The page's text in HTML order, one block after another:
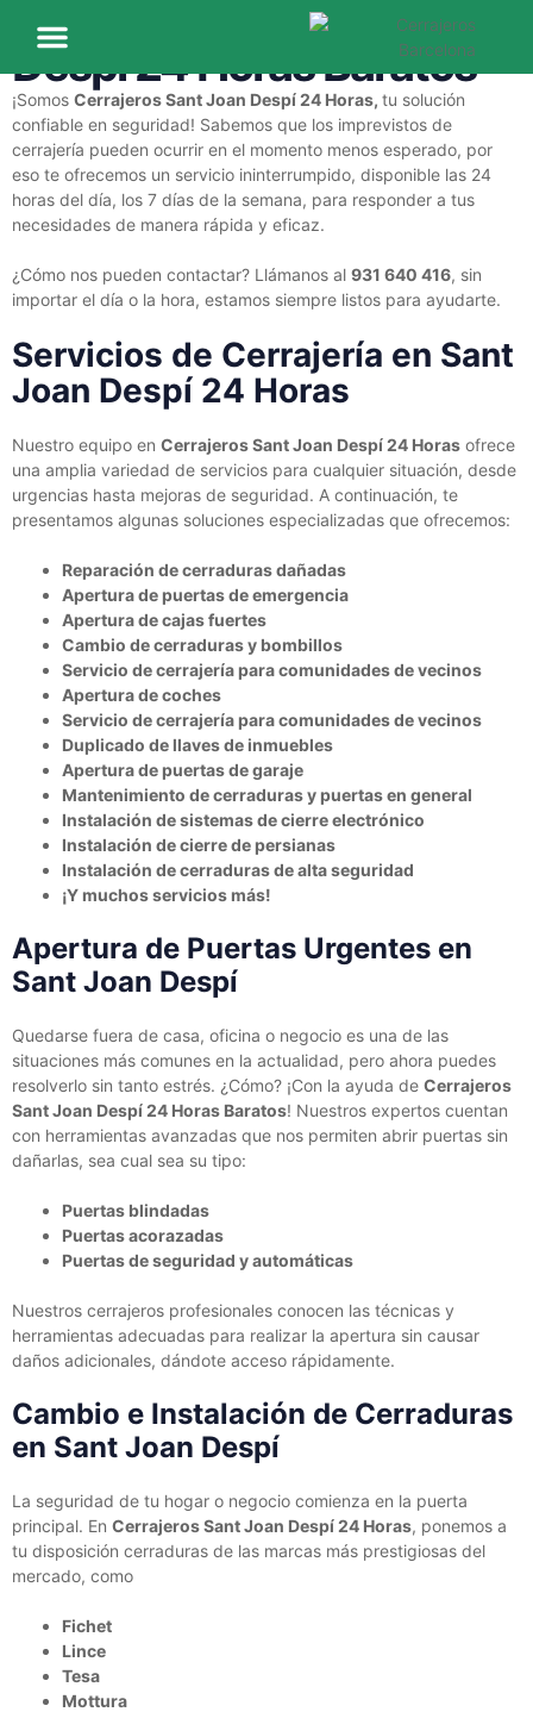
Cerrajeros Sant Joan
Despí 24 Horas Baratos
¡Somos Cerrajeros Sant Joan Despí 24 Horas, tu solución
confiable en seguridad! Sabemos que los imprevistos de
cerrajería pueden ocurrir en el momento menos esperado, por
eso te ofrecemos un servicio ininterrumpido, disponible las 24
horas del día, los 7 días de la semana, para responder a tus
necesidades de manera rápida y eficaz.
¿Cómo nos pueden contactar? Llámanos al 931 640 416, sin
importar el día o la hora, estamos siempre listos para ayudarte.
Servicios de Cerrajería en Sant
Joan Despí 24 Horas
Nuestro equipo en Cerrajeros Sant Joan Despí 24 Horas ofrece
una amplia variedad de servicios para cualquier situación, desde
urgencias hasta mejoras de seguridad. A continuación, te
presentamos algunas soluciones especializadas que ofrecemos:
Reparación de cerraduras dañadas
Apertura de puertas de emergencia
Apertura de cajas fuertes
Cambio de cerraduras y bombillos
Servicio de cerrajería para comunidades de vecinos
Apertura de coches
Servicio de cerrajería para comunidades de vecinos
Duplicado de llaves de inmuebles
Apertura de puertas de garaje
Mantenimiento de cerraduras y puertas en general
Instalación de sistemas de cierre electrónico
Instalación de cierre de persianas
Instalación de cerraduras de alta seguridad
¡Y muchos servicios más!
Apertura de Puertas Urgentes en
Sant Joan Despí
Quedarse fuera de casa, oficina o negocio es una de las
situaciones más comunes en la actualidad, pero ahora puedes
resolverlo sin tanto estrés. ¿Cómo? ¡Con la ayuda de Cerrajeros
Sant Joan Despí 24 Horas Baratos! Nuestros expertos cuentan
con herramientas avanzadas que nos permiten abrir puertas sin
dañarlas, sea cual sea su tipo:
Puertas blindadas
Puertas acorazadas
Puertas de seguridad y automáticas
Nuestros cerrajeros profesionales conocen las técnicas y
herramientas adecuadas para realizar la apertura sin causar
daños adicionales, dándote acceso rápidamente.
Cambio e Instalación de Cerraduras
en Sant Joan Despí
La seguridad de tu hogar o negocio comienza en la puerta
principal. En Cerrajeros Sant Joan Despí 24 Horas, ponemos a
tu disposición cerraduras de las marcas más prestigiosas del
mercado, como
Fichet
Lince
Tesa
Mottura